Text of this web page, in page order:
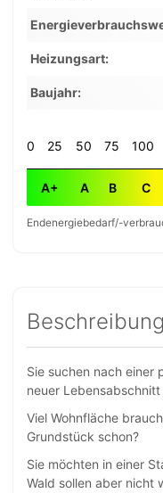
Heizungsart
Baujahr
0 25 50 75 100
A+ A B C
Endenergiebedarf/-
Beschreibung
Sie suchen nach einer
neuer
Viel Wohnfläche
Grundstück schon?
Sie möchten in einer
Wald sollen aber nicht